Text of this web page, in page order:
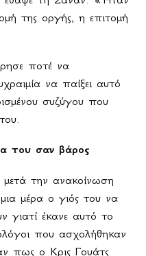
της οργής, η επιτομή
ποτέ να
να παίξει αυτό
συζύγου που
του σαν βάρος
την ανακοίνωση
μέρα ο γιός του να
γιατί έκανε αυτό το
που ασχολήθηκαν
πως ο Κρις Γουάτς